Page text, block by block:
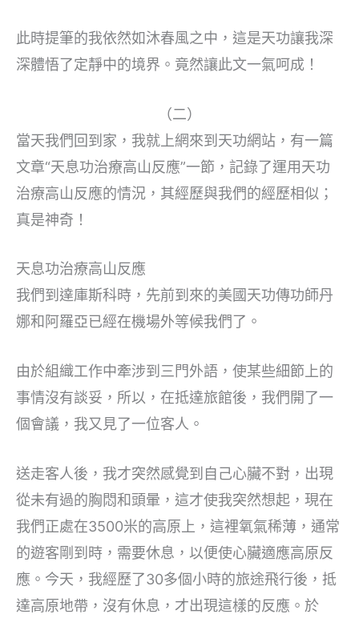
此時提筆的我依然如沐春風之中，這是天功讓我深
深體悟了定靜中的境界。竟然讓此文一氣呵成！
（二）
當天我們回到家，我就上網來到天功網站，有一篇
文章“天息功治療高山反應”一節，記錄了運用天功
治療高山反應的情況，其經歷與我們的經歷相似；
真是神奇！
天息功治療高山反應
我們到達庫斯科時，先前到來的美國天功傳功師丹
娜和阿羅亞已經在機場外等候我們了。
由於組織工作中牽涉到三門外語，使某些細節上的
事情沒有談妥，所以，在抵達旅館後，我們開了一
個會議，我又見了一位客人。
送走客人後，我才突然感覺到自己心臟不對，出現
從未有過的胸悶和頭暈，這才使我突然想起，現在
我們正處在3500米的高原上，這裡氧氣稀薄，通常
的遊客剛到時，需要休息，以便使心臟適應高原反
應。今天，我經歷了30多個小時的旅途飛行後，抵
達高原地帶，沒有休息，才出現這樣的反應。於